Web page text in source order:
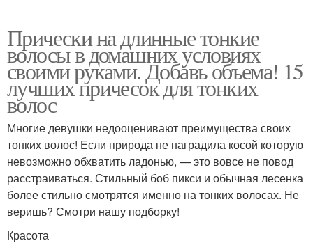
Прически на длинные тонкие
волосы в домашних условиях
своими руками. Добавь объема! 15
лучших причесок для тонких
волос
Многие девушки недооценивают преимущества своих
тонких волос! Если природа не наградила косой которую
невозможно обхватить ладонью, — это вовсе не повод
расстраиваться. Стильный боб пикси и обычная лесенка
более стильно смотрятся именно на тонких волосах. Не
веришь? Смотри нашу подборку!
Красота